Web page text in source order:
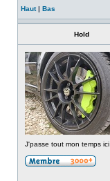
Haut| Bas
Hold
J'passe tout mon temps ici